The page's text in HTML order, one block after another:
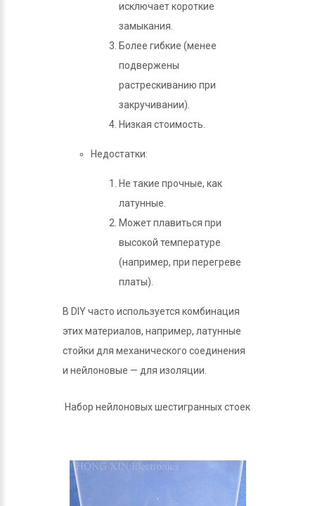
исключает короткие
замыкания.
Более гибкие (менее
подвержены
растрескиванию при
закручивании).
Низкая стоимость.
Недостатки:
Не такие прочные, как
латунные.
Может плавиться при
высокой температуре
(например, при перегреве
платы).
В DIY часто используется комбинация
этих материалов, например, латунные
стойки для механического соединения
и нейлоновые — для изоляции.
Набор нейлоновых шестигранных стоек